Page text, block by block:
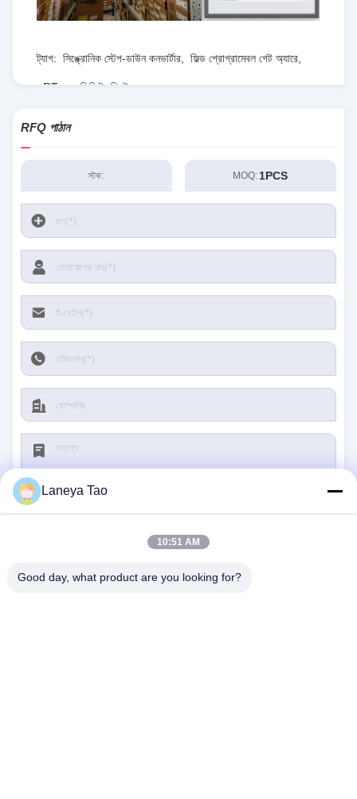
ট্যাগ: সিঙ্ক্রোনিক স্টেপ-ডাউন কনভার্টার ফিল্ড প্রোগ্রামেবল গেট অ্যারে
RT৮০৭৭জিকিউডব্লিউ
RFQ পাঠান
স্টক: MOQ: 1PCS
জমা দিন
Laneya Tao
10:51 AM
Good day, what product are you looking for?